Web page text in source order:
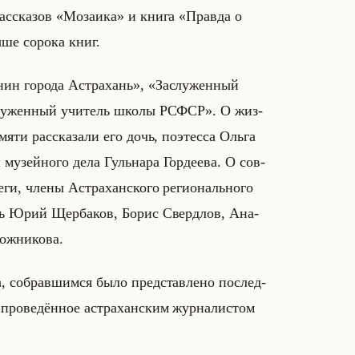
«Мозаика» и книга «Правда о
со­ро­ка книг.
города Астрахань», «Заслуженный
учитель школы РСФСР». О жиз­
рас­ска­за­ли его дочь, по­этес­са Ольга
дела Гульна­ра Гор­де­ева. О сов­
члены Аст­ра­хан­ско­го ре­ги­онально­го
Юрий Щер­ба­ков, Борис Сверд­лов, Ана­
со­брав­шим­ся было пред­став­ле­но по­след­
аст­ра­хан­ским жур­на­ли­стом